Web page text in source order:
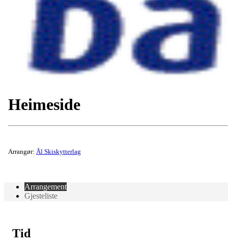
Heimeside
Arrangør: Ål Skiskytterlag
Arrangement
Gjesteliste
Tid